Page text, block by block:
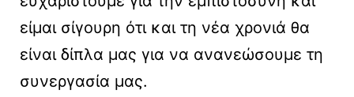
είμαι σίγουρη ότι και τη νέα χρονιά θα
είναι δίπλα μας για να ανανεώσουμε τη
συνεργασία μας.